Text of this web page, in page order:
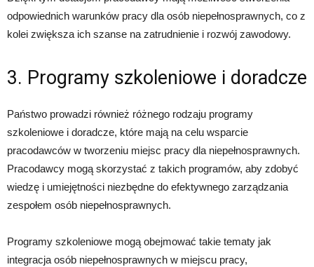
odpowiednich warunków pracy dla osób niepełnosprawnych, co z
kolei zwiększa ich szanse na zatrudnienie i rozwój zawodowy.
3. Programy szkoleniowe i doradcze
Państwo prowadzi również różnego rodzaju programy
szkoleniowe i doradcze, które mają na celu wsparcie
pracodawców w tworzeniu miejsc pracy dla niepełnosprawnych.
Pracodawcy mogą skorzystać z takich programów, aby zdobyć
wiedzę i umiejętności niezbędne do efektywnego zarządzania
zespołem osób niepełnosprawnych.
Programy szkoleniowe mogą obejmować takie tematy jak
integracja osób niepełnosprawnych w miejscu pracy,